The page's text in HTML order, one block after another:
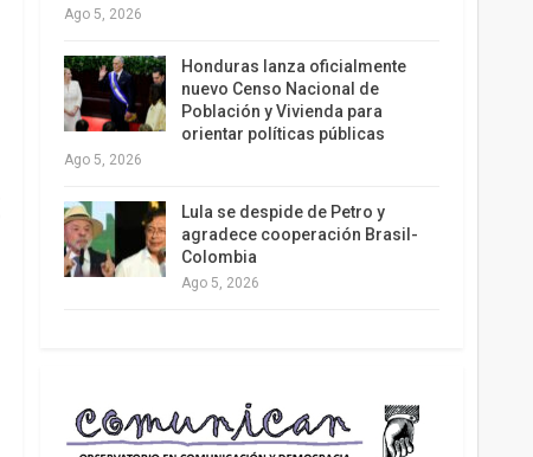
Ago 5, 2026
Honduras lanza oficialmente
nuevo Censo Nacional de
Población y Vivienda para
orientar políticas públicas
Ago 5, 2026
Lula se despide de Petro y
agradece cooperación Brasil-
Colombia
Ago 5, 2026